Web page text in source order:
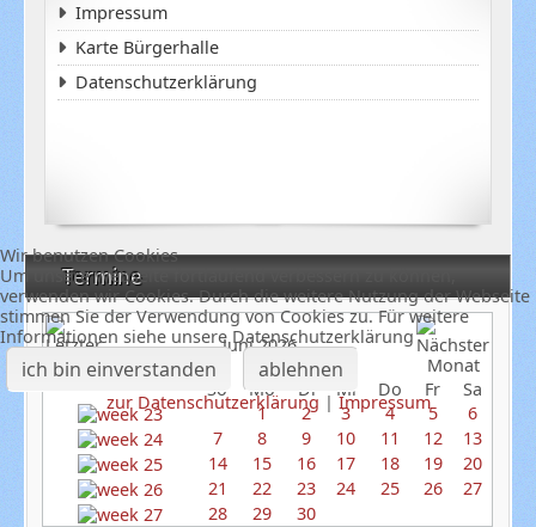
Termine
Juni 2026
So
Mo Di Mi Do Fr
Sa
1
2 3 4 5
6
7
8 9 10 11 12
13
14
15 16 17 18 19
20
21
22 23 24 25 26
27
28
29 30
Impressum
Karte Bürgerhalle
Datenschutzerklärung
Wir benutzen Cookies
Um unsere Webseite fortlaufend verbessern zu können,
verwenden wir Cookies. Durch die weitere Nutzung der Webseite
stimmen Sie der Verwendung von Cookies zu. Für weitere
Informationen siehe unsere Datenschutzerklärung
ich bin einverstanden ablehnen
zur Datenschutzerklärung |Impressum